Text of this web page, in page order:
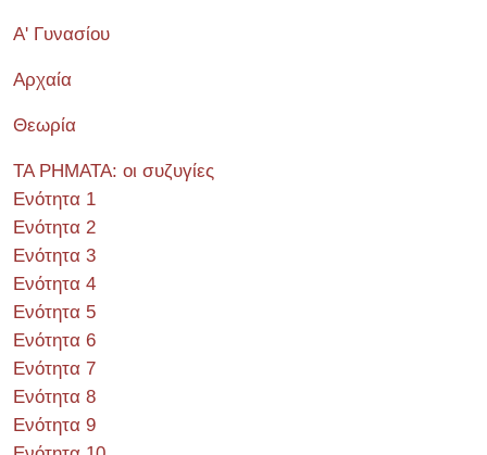
Α' Γυνασίου
Αρχαία
Θεωρία
ΤΑ ΡΗΜΑΤΑ: οι συζυγίες
Ενότητα 1
Ενότητα 2
Ενότητα 3
Ενότητα 4
Ενότητα 5
Ενότητα 6
Ενότητα 7
Ενότητα 8
Ενότητα 9